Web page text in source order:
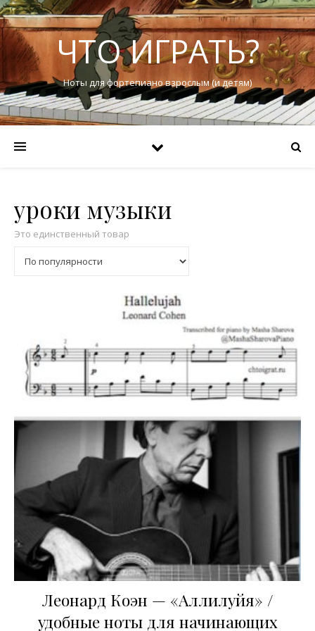
ЧТО ИГРАТЬ?
Ноты для фортепиано взрослым (и детям)
уроки музыки
Это единственный товар
Леонард Коэн — «Аллилуйя» /
удобные ноты для начинающих